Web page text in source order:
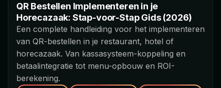
QR Bestellen Implementeren in je
Horecazaak: Stap-voor-Stap Gids (2026)
Een complete handleiding voor het implementeren
van QR-bestellen in je restaurant, hotel of
horecazaak. Van kassasysteem-koppeling en
betaalintegratie tot menu-opbouw en ROI-
berekening.